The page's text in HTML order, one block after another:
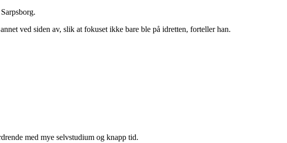
ved siden av, slik at fokuset ikke bare ble på idretten, forteller han.
med mye selvstudium og knapp tid.